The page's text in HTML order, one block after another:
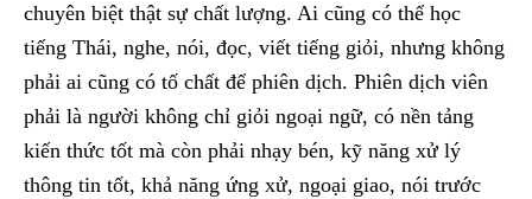
chuyên biệt thật sự chất lượng. Ai cũng có thể học
tiếng Thái, nghe, nói, đọc, viết tiếng giỏi, nhưng không
phải ai cũng có tố chất để phiên dịch. Phiên dịch viên
phải là người không chỉ giỏi ngoại ngữ, có nền tảng
kiến thức tốt mà còn phải nhạy bén, kỹ năng xử lý
thông tin tốt, khả năng ứng xử, ngoại giao, nói trước